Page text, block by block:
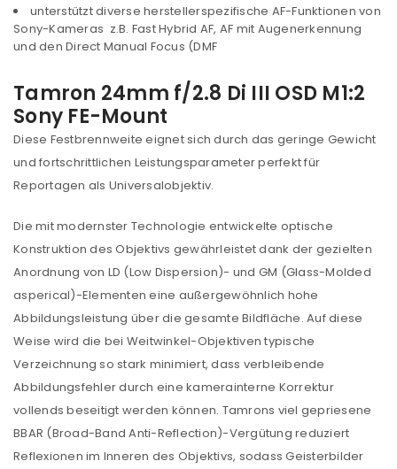
unterstützt diverse herstellerspezifische AF-Funktionen von
Sony-Kameras z.B. Fast Hybrid AF, AF mit Augenerkennung
und den Direct Manual Focus (DMF
Tamron 24mm f/2.8 Di III OSD M1:2
Sony FE-Mount
Diese Festbrennweite eignet sich durch das geringe Gewicht
und fortschrittlichen Leistungsparameter perfekt für
Reportagen als Universalobjektiv.
Die mit modernster Technologie entwickelte optische
Konstruktion des Objektivs gewährleistet dank der gezielten
Anordnung von LD (Low Dispersion)- und GM (Glass-Molded
asperical)-Elementen eine außergewöhnlich hohe
Abbildungsleistung über die gesamte Bildfläche. Auf diese
Weise wird die bei Weitwinkel-Objektiven typische
Verzeichnung so stark minimiert, dass verbleibende
Abbildungsfehler durch eine kamerainterne Korrektur
vollends beseitigt werden können. Tamrons viel gepriesene
BBAR (Broad-Band Anti-Reflection)-Vergütung reduziert
Reflexionen im Inneren des Objektivs, sodass Geisterbilder